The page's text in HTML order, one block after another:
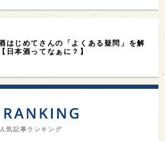
はじめてさんの「よくある疑問」を解
日本酒ってなぁに？】
人気記事ランキング